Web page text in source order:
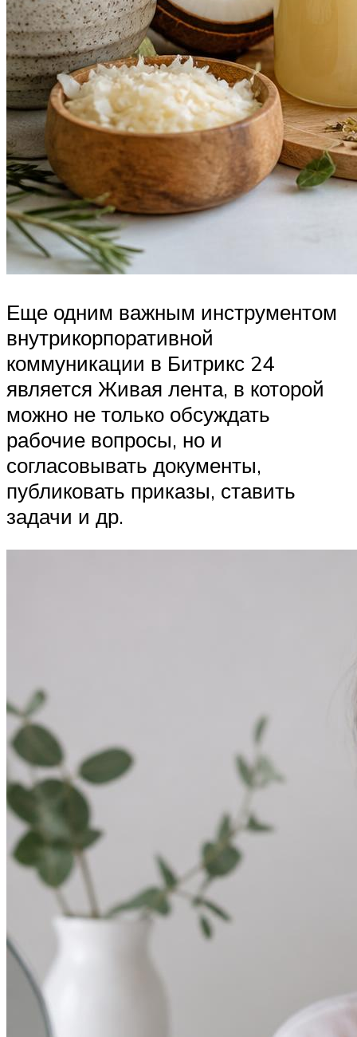
Еще одним важным инструментом
внутрикорпоративной
коммуникации в Битрикс 24
является Живая лента, в которой
можно не только обсуждать
рабочие вопросы, но и
согласовывать документы,
публиковать приказы, ставить
задачи и др.